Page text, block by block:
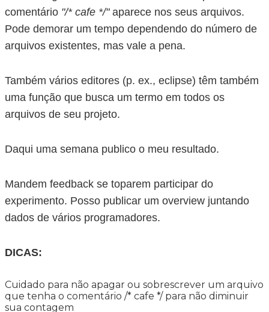
comentário "/* cafe */"aparece nos seus arquivos.
Pode demorar um tempo dependendo do número de
arquivos existentes, mas vale a pena.
Também vários editores (p. ex., eclipse) têm também
uma função que busca um termo em todos os
arquivos de seu projeto.
Daqui uma semana publico o meu resultado.
Mandem feedback se toparem participar do
experimento. Posso publicar um overview juntando
dados de vários programadores.
DICAS:
Cuidado para não apagar ou sobrescrever um arquivo
que tenha o comentário /* cafe */ para não diminuir
sua contagem